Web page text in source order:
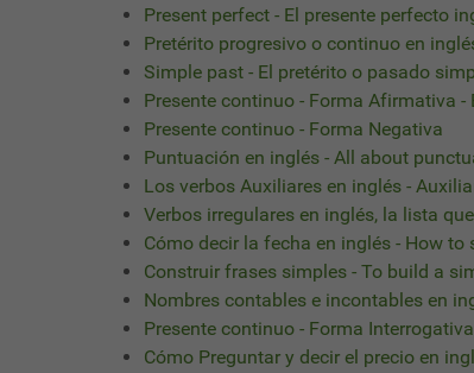
Present perfect - El presente perfecto
Pretérito progresivo o continuo en
Simple past - El pretérito o pasado
Presente continuo - Forma Afirmativa
Presente continuo - Forma Negativa
Puntuación en inglés - All about
Los verbos Auxiliares en inglés -
Verbos irregulares en inglés, la lista
Cómo decir la fecha en inglés - How to
Construir frases simples - To build a
Nombres contables e incontables en
Presente continuo - Forma Interrogativa
Cómo Preguntar y decir el precio en